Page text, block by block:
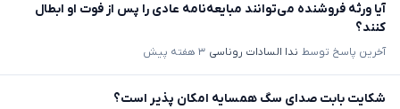
آیا ورثه فروشنده می‌توانند مبایعه‌نامه عادی را پس از فوت او ابطال
کنند؟
آخرین پاسخ توسط ندا السادات روناسی ۳ هفته پیش
شکایت بابت صدای سگ همسایه امکان پذیر است؟